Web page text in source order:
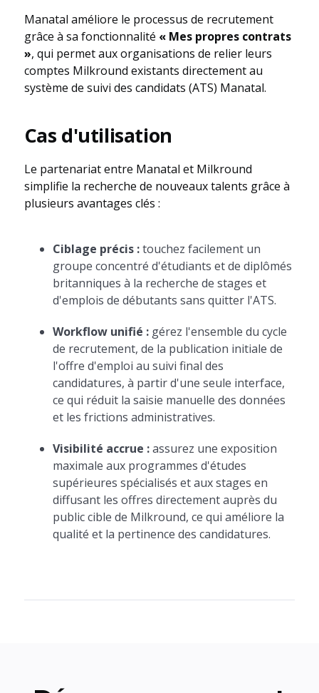
Manatal améliore le processus de recrutement
grâce à sa fonctionnalité « Mes propres contrats
», qui permet aux organisations de relier leurs
comptes Milkround existants directement au
système de suivi des candidats (ATS) Manatal.
Cas d'utilisation
Le partenariat entre Manatal et Milkround
simplifie la recherche de nouveaux talents grâce à
plusieurs avantages clés :
Ciblage précis :touchez facilement un
groupe concentré d'étudiants et de diplômés
britanniques à la recherche de stages et
d'emplois de débutants sans quitter l'ATS.
Workflow unifié :gérez l'ensemble du cycle
de recrutement, de la publication initiale de
l'offre d'emploi au suivi final des
candidatures, à partir d'une seule interface,
ce qui réduit la saisie manuelle des données
et les frictions administratives.
Visibilité accrue :assurez une exposition
maximale aux programmes d'études
supérieures spécialisés et aux stages en
diffusant les offres directement auprès du
public cible de Milkround, ce qui améliore la
qualité et la pertinence des candidatures.